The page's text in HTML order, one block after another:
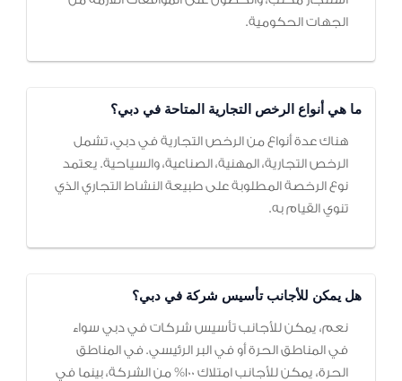
الجهات الحكومية.
ما هي أنواع الرخص التجارية المتاحة في دبي؟
هناك عدة أنواع من الرخص التجارية في دبي، تشمل
الرخص التجارية، المهنية، الصناعية، والسياحية. يعتمد
نوع الرخصة المطلوبة على طبيعة النشاط التجاري الذي
تنوي القيام به.
هل يمكن للأجانب تأسيس شركة في دبي؟
نعم، يمكن للأجانب تأسيس شركات في دبي سواء
في المناطق الحرة أو في البر الرئيسي. في المناطق
الحرة، يمكن للأجانب امتلاك 100% من الشركة، بينما في